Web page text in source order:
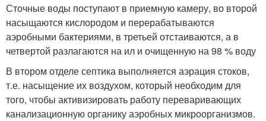
Сточные воды поступают в приемную камеру, во второй
насыщаются кислородом и перерабатываются
аэробными бактериями, в третьей отстаиваются, а в
четвертой разлагаются на ил и очищенную на 98 % воду
В втором отделе септика выполняется аэрация стоков,
т.е. насыщение их воздухом, который необходим для
того, чтобы активизировать работу переваривающих
канализационную органику аэробных микроорганизмов.